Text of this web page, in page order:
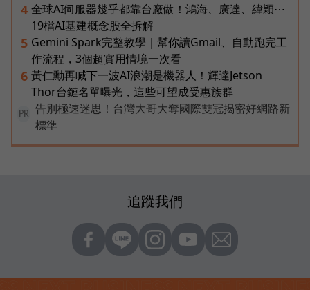
4 全球AI伺服器幾乎都靠台廠做！鴻海、廣達、緯穎⋯
19檔AI基建概念股全拆解
5 Gemini Spark完整教學｜幫你讀Gmail、自動跑完工
作流程，3個超實用情境一次看
6 黃仁勳再喊下一波AI浪潮是機器人！輝達Jetson
Thor台鏈名單曝光，這些可望成受惠族群
PR
告別極速迷思！台灣大哥大奪國際雙冠揭密好網路新
標準
追蹤我們